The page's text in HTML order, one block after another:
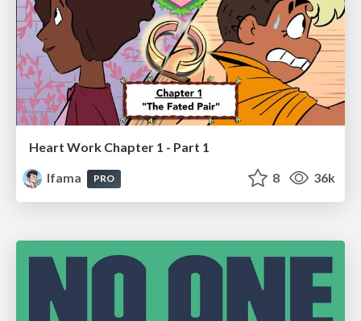
Heart Work Chapter 1 - Part 1
lfama
PRO 8 36k